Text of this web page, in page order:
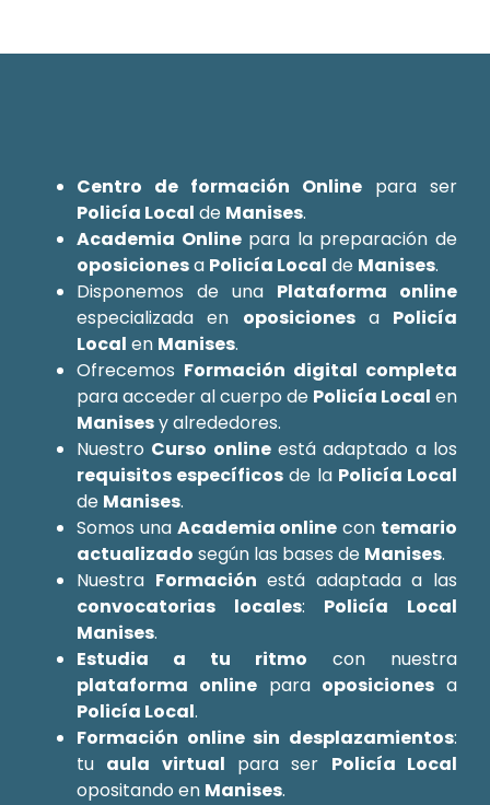
Centro de formación Online para ser
Policía Local de Manises.
Academia Onlinepara la preparación de
oposicionesa Policía Local de Manises.
Disponemos de una Plataforma online
especializada en oposicionesa Policía
Local en Manises.
Ofrecemos Formación digital completa
para acceder al cuerpo de Policía Local en
Manisesy alrededores.
Nuestro Curso onlineestá adaptado a los
requisitos específicos de la Policía Local
de Manises.
Somos una Academia online con temario
actualizado según las bases de Manises.
Nuestra Formación está adaptada a las
convocatorias locales: Policía Local
Manises.
Estudia a tu ritmo con nuestra
plataforma onlinepara oposiciones a
Policía Local.
Formación online sin desplazamientos:
tu aula virtual para ser Policía Local
opositando en Manises.